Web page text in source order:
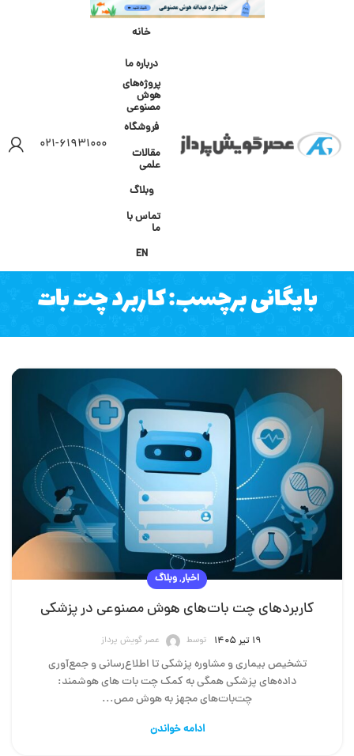
خانه
درباره ما
پروژه‌های
هوش
مصنوعی
فروشگاه
مقالات
علمی
وبلاگ
تماس با
ما
EN
۰۲۱-۶۱۹۳۱۰۰۰
بایگانی برچسب: کاربرد چت بات
اخبار,وبلاگ
کاربردهای چت بات‌های هوش مصنوعی در پزشکی
۱۹ تیر ۱۴۰۵ توسط عصر گویش پرداز
تشخیص بیماری و مشاوره پزشکی تا اطلاع‌رسانی و جمع‌آوری
داده‌های پزشکی همگی به کمک چت بات های هوشمند:
چت‌بات‌های مجهز به هوش مص...
ادامه خواندن